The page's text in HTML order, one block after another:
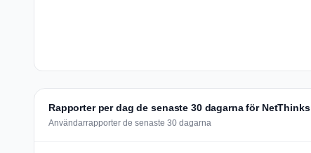
Rapporter per dag de senaste 30 dagarna för NetThinks
Användarrapporter de senaste 30 dagarna